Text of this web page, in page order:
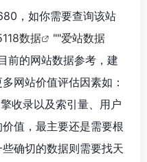
，如你需要查询该站
数据 ""爱站数据
前的网站数据参考，建
网站价值评估因素如：
收录以及索引量、用户
值，最主要还是需要根
确切的数据则需要找天